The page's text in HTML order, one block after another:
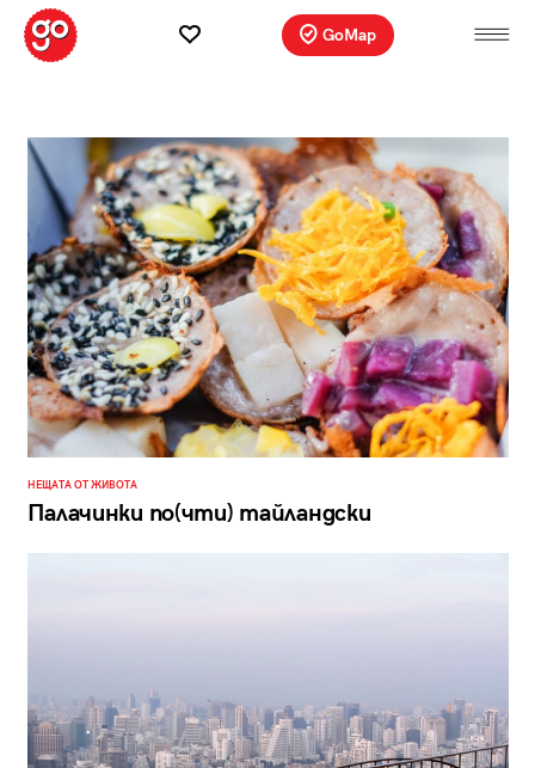
GoMap
НЕЩАТА ОТ ЖИВОТА
Палачинки по(чти) тайландски